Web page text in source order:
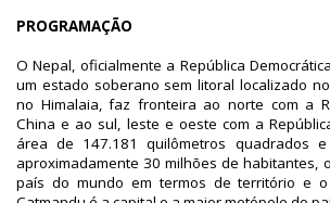
PROGRAMAÇÃO
O Nepal, oficialmente a República
um estado soberano sem litoral localizado
no Himalaia, faz fronteira ao norte com a
China e ao sul, leste e oeste com a
área de 147.181 quilômetros quadrados
aproximadamente 30 milhões de habitantes,
país do mundo em termos de território e o